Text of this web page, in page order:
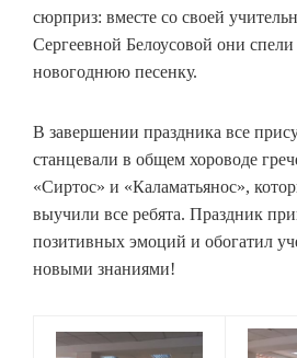
сюрприз: вместе со своей
Сергеевной Белоусовой они
новогоднюю песенку.
В завершении праздника все
станцевали в общем хороводе
«Сиртос» и «Каламатьянос»,
выучили все ребята. Праздник
позитивных эмоций и обогатил
новыми знаниями!